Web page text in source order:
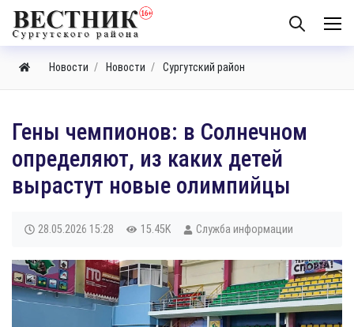
Новости Новости Сургутский район
Гены чемпионов: в Солнечном
определяют, из каких детей
вырастут новые олимпийцы
28.05.2026 15:28 15.45K Служба информации